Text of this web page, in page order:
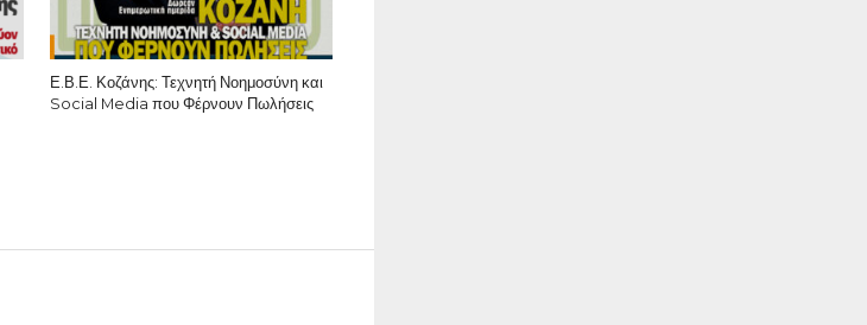
Ε.Β.Ε. Κοζάνης: Τεχνητή Νοημοσύνη και
Social Media που Φέρνουν Πωλήσεις